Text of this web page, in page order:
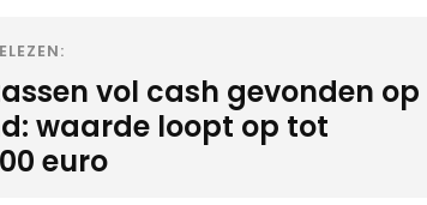
vol cash gevonden op
waarde loopt op tot
euro